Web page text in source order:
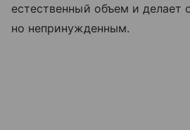
естественный объем и делает
но непринужденным.